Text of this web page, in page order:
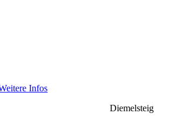
Infos
Diemelsteig